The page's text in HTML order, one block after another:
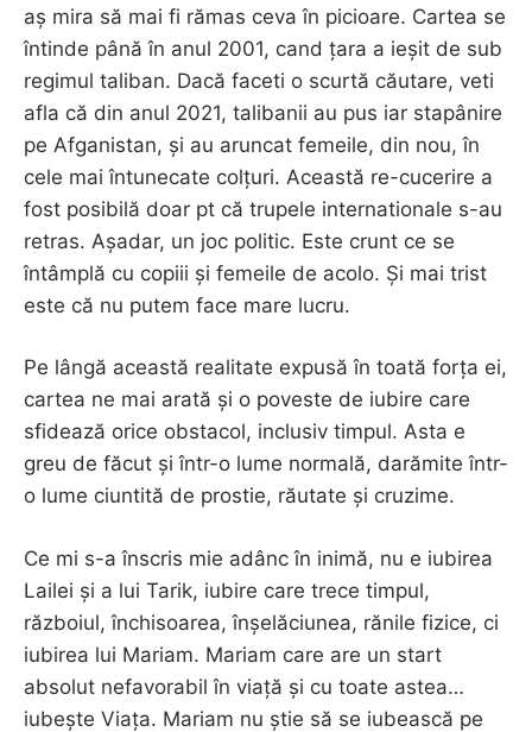
aș mira să mai fi rămas ceva în picioare. Cartea se
întinde până în anul 2001, cand țara a ieșit de sub
regimul taliban. Dacă faceti o scurtă căutare, veti
afla că din anul 2021, talibanii au pus iar stapânire
pe Afganistan, și au aruncat femeile, din nou, în
cele mai întunecate colțuri. Această re-cucerire a
fost posibilă doar pt că trupele internationale s-au
retras. Așadar, un joc politic. Este crunt ce se
întâmplă cu copiii și femeile de acolo. Și mai trist
este că nu putem face mare lucru.
Pe lângă această realitate expusă în toată forța ei,
cartea ne mai arată și o poveste de iubire care
sfidează orice obstacol, inclusiv timpul. Asta e
greu de făcut și într-o lume normală, darămite într-
o lume ciuntită de prostie, răutate și cruzime.
Ce mi s-a înscris mie adânc în inimă, nu e iubirea
Lailei și a lui Tarik, iubire care trece timpul,
războiul, închisoarea, înșelăciunea, rănile fizice, ci
iubirea lui Mariam. Mariam care are un start
absolut nefavorabil în viață și cu toate astea…
iubește Viața. Mariam nu știe să se iubească pe